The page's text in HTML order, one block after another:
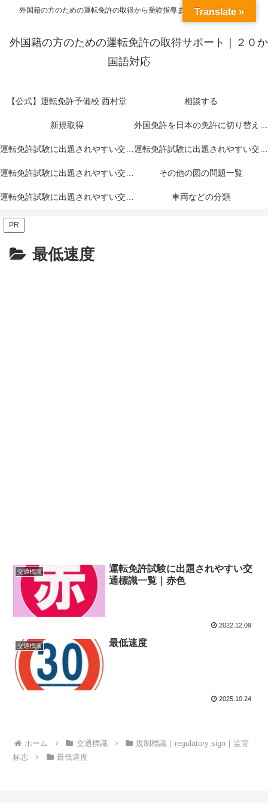
外国籍の方のための運転免許の取得から受験指導までトータルサポート
外国籍の方のための運転免許の取得サポート｜２０か
国語対応
【公式】運転免許予備校 西村堂 相談する
新規取得 外国免許を日本の免許に切り替える＝外免切替
運転免許試験に出題されやすい交通標識一覧｜赤色 運転免許試験に出題されやすい交通標識一覧｜青色
運転免許試験に出題されやすい交通標識一覧｜黄色 その他の図の問題一覧
運転免許試験に出題されやすい交通標示一覧 車両などの分類
PR
最低速度
交通標識
運転免許試験に出題されやすい交
通標識一覧｜赤色
2022.12.09
交通標識 最低速度
2025.10.24
ホーム 交通標識
規制標識｜regulatory sign｜监管
标志
最低速度
Translate »